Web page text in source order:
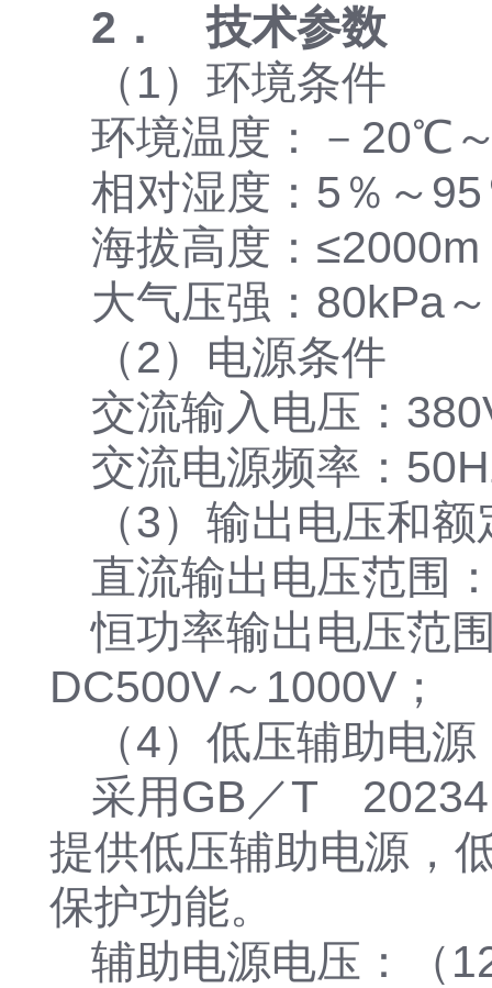
2． 技术参数
（1）环境条件
环境温度：－20℃
相对湿度：5％～
海拔高度：≤2000m
大气压强：80kPa
（2）电源条件
交流输入电压：
交流电源频率：
（3）输出电压和
直流输出电压范围
恒功率输出电压范
DC500V～1000V；
（4）低压辅助电源
采用GB／T
提供低压辅助电源，
保护功能。
辅助电源电压：（